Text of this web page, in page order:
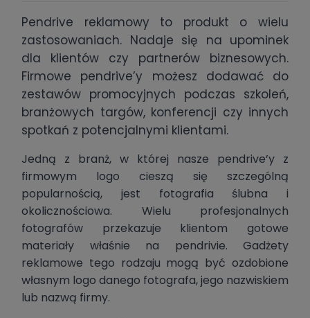
Pendrive reklamowy to produkt o wielu
zastosowaniach. Nadaje się na upominek
dla klientów czy partnerów biznesowych.
Firmowe pendrive’y możesz dodawać do
zestawów promocyjnych podczas szkoleń,
branżowych targów, konferencji czy innych
spotkań z potencjalnymi klientami.
Jedną z branż, w której nasze pendrive’y z
firmowym logo cieszą się szczególną
popularnością, jest fotografia ślubna i
okolicznościowa. Wielu profesjonalnych
fotografów przekazuje klientom gotowe
materiały właśnie na pendrivie. Gadżety
reklamowe tego rodzaju mogą być ozdobione
własnym logo danego fotografa, jego nazwiskiem
lub nazwą firmy.